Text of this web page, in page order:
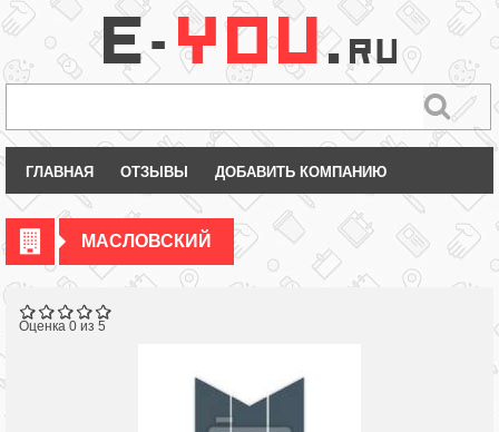
ГЛАВНАЯ ОТЗЫВЫ ДОБАВИТЬ КОМПАНИЮ
МАСЛОВСКИЙ
Оценка 0 из 5